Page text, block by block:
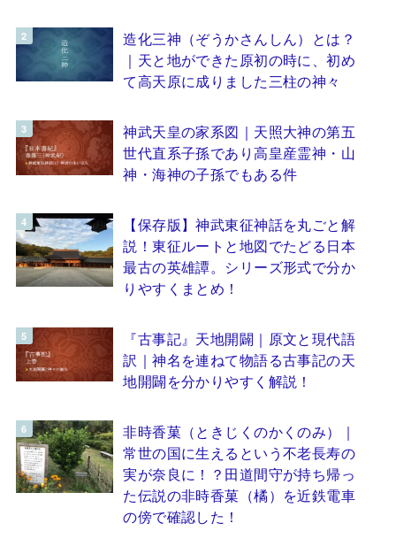
造化三神（ぞうかさんしん）とは？
｜天と地ができた原初の時に、初め
て高天原に成りました三柱の神々
神武天皇の家系図｜天照大神の第五
世代直系子孫であり高皇産霊神・山
神・海神の子孫でもある件
【保存版】神武東征神話を丸ごと解
説！東征ルートと地図でたどる日本
最古の英雄譚。シリーズ形式で分か
りやすくまとめ！
『古事記』天地開闢｜原文と現代語
訳｜神名を連ねて物語る古事記の天
地開闢を分かりやすく解説！
非時香菓（ときじくのかくのみ）｜
常世の国に生えるという不老長寿の
実が奈良に！？田道間守が持ち帰っ
た伝説の非時香菓（橘）を近鉄電車
の傍で確認した！